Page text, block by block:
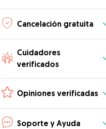
Cancelación gratuita
Cuidadores
verificados
Opiniones verificadas
Soporte y Ayuda